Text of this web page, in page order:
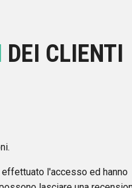
DEI CLIENTI
l'accesso ed hanno